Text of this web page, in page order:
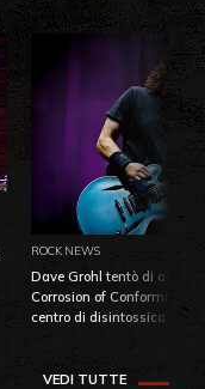
ROCK NEWS
Dave Grohl tentò di
Corrosion of Conformity
centro di
VEDI TUTTE